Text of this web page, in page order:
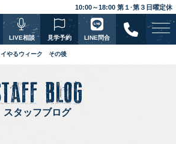
10:00～18:00 第１·第３日曜定休
LIVE相談 見学予約 LINE問合
イやるウィーク その後
BLOG
スタッフブログ